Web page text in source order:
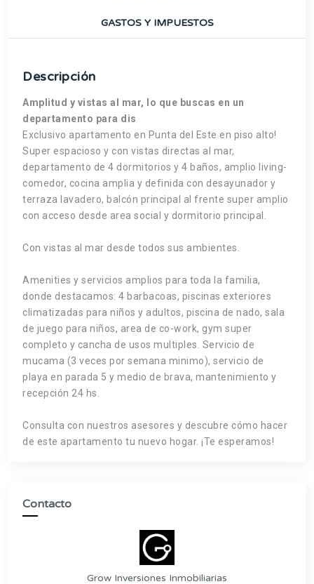
GASTOS Y IMPUESTOS
Descripción
Amplitud y vistas al mar, lo que buscas en un
departamento para dis
Exclusivo apartamento en Punta del Este en piso alto!
Super espacioso y con vistas directas al mar,
departamento de 4 dormitorios y 4 baños, amplio living-
comedor, cocina amplia y definida con desayunador y
terraza lavadero, balcón principal al frente super amplio
con acceso desde area social y dormitorio principal.
Con vistas al mar desde todos sus ambientes.
Amenities y servicios amplios para toda la familia,
donde destacamos: 4 barbacoas, piscinas exteriores
climatizadas para niños y adultos, piscina de nado, sala
de juego para niños, area de co-work, gym super
completo y cancha de usos multiples. Servicio de
mucama (3 veces por semana minimo), servicio de
playa en parada 5 y medio de brava, mantenimiento y
recepción 24 hs.
Consulta con nuestros asesores y descubre cómo hacer
de este apartamento tu nuevo hogar. ¡Te esperamos!
Contacto
Grow Inversiones Inmobiliarias